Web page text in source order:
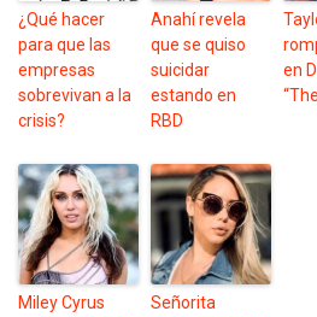
¿Qué hacer
para que las
empresas
sobrevivan a la
crisis?
Anahí revela
que se quiso
suicidar
estando en
RBD
en
Miley Cyrus
Señorita